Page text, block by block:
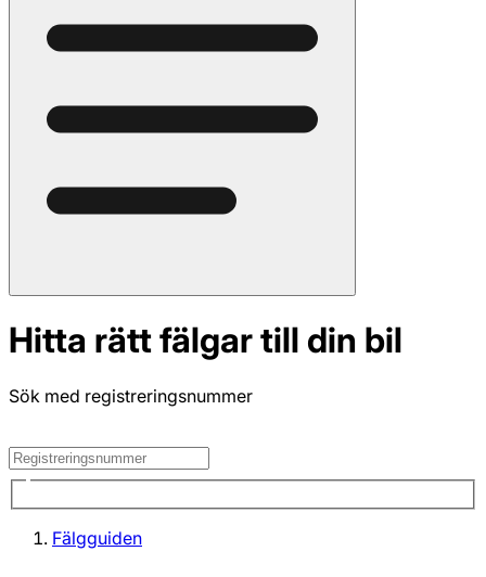
Hitta rätt fälgar till din bil
Sök med registreringsnummer
Fälgguiden